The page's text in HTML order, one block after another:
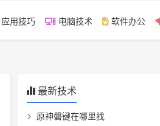
应用技巧 电脑技术 软件办公
最新技术
原神磐键在哪里找